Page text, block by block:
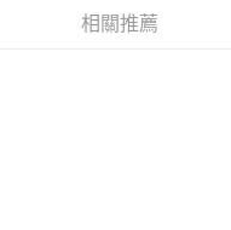
相關推薦